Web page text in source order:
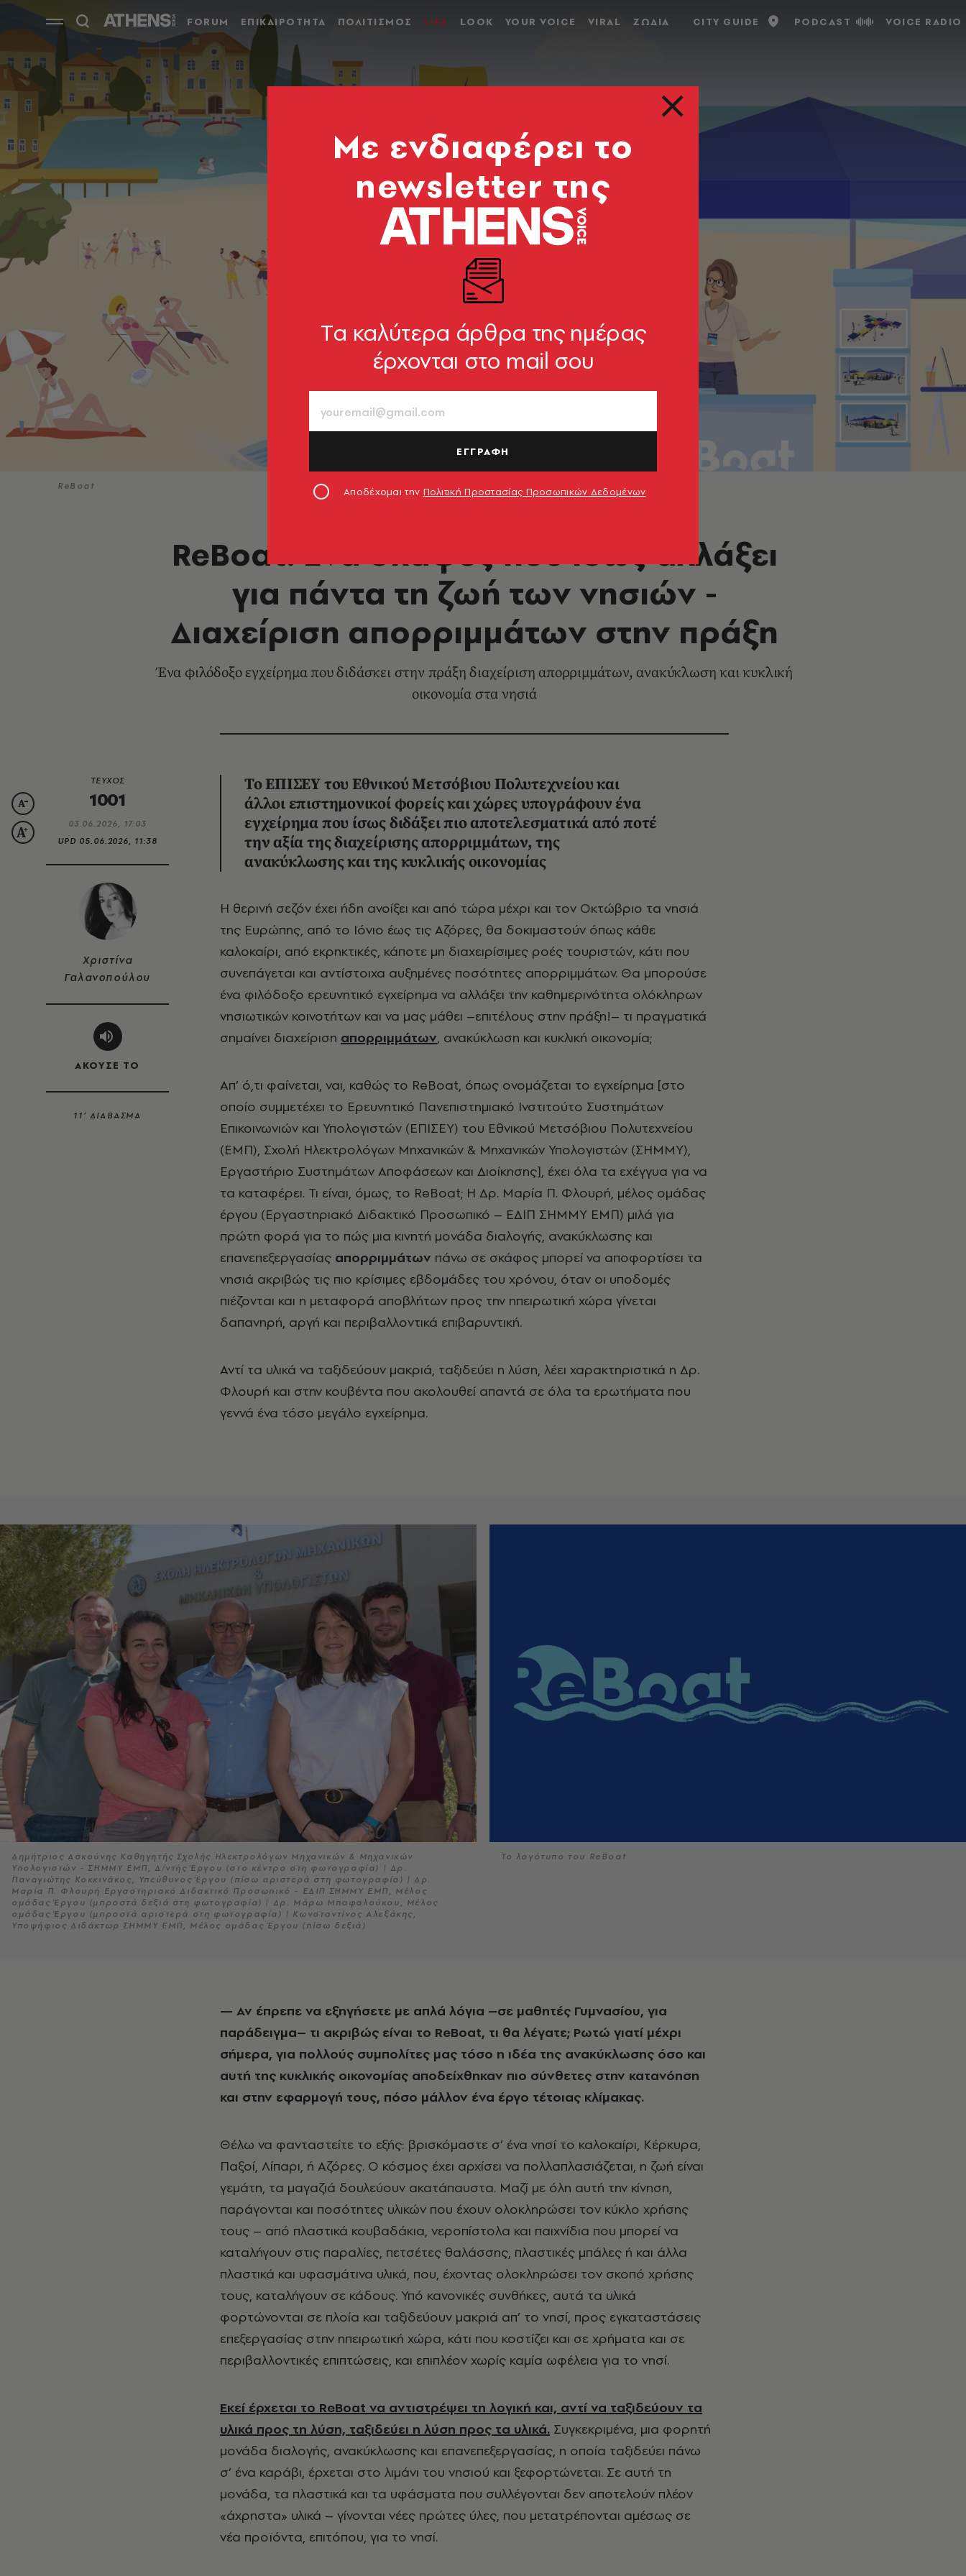
FORUM ΕΠΙΚΑΙΡΟΤΗΤΑ ΠΟΛΙΤΙΣΜΟΣ LIFE LOOK YOUR VOICE VIRAL ΖΩΔΙΑ CITY GUIDE PODCAST VOICE RADIO
ReBoat
ReBoat: Ένα σκάφος που ίσως αλλάξει
για πάντα τη ζωή των νησιών -
Διαχείριση απορριμμάτων στην πράξη
Ένα φιλόδοξο εγχείρημα που διδάσκει στην πράξη διαχείριση απορριμμάτων, ανακύκλωση και κυκλική
οικονομία στα νησιά
ΤΕΥΧΟΣ
1001
03.06.2026, 17:03
UPD 05.06.2026, 11:38
Χριστίνα
Γαλανοπούλου
ΑΚΟΥΣΕ ΤΟ
11’ ΔΙΑΒΑΣΜΑ
Το ΕΠΙΣΕΥ του Εθνικού Μετσόβιου Πολυτεχνείου και
άλλοι επιστημονικοί φορείς και χώρες υπογράφουν ένα
εγχείρημα που ίσως διδάξει πιο αποτελεσματικά από ποτέ
την αξία της διαχείρισης απορριμμάτων, της
ανακύκλωσης και της κυκλικής οικονομίας
Η θερινή σεζόν έχει ήδη ανοίξει και από τώρα μέχρι και τον Οκτώβριο τα νησιά
της Ευρώπης, από το Ιόνιο έως τις Αζόρες, θα δοκιμαστούν όπως κάθε
καλοκαίρι, από εκρηκτικές, κάποτε μη διαχειρίσιμες ροές τουριστών, κάτι που
συνεπάγεται και αντίστοιχα αυξημένες ποσότητες απορριμμάτων. Θα μπορούσε
ένα φιλόδοξο ερευνητικό εγχείρημα να αλλάξει την καθημερινότητα ολόκληρων
νησιωτικών κοινοτήτων και να μας μάθει –επιτέλους στην πράξη!– τι πραγματικά
σημαίνει διαχείριση απορριμμάτων, ανακύκλωση και κυκλική οικονομία;
Απ’ ό,τι φαίνεται, ναι, καθώς το ReBoat, όπως ονομάζεται το εγχείρημα [στο
οποίο συμμετέχει το Ερευνητικό Πανεπιστημιακό Ινστιτούτο Συστημάτων
Επικοινωνιών και Υπολογιστών (ΕΠΙΣΕΥ) του Εθνικού Μετσόβιου Πολυτεχνείου
(ΕΜΠ), Σχολή Ηλεκτρολόγων Μηχανικών & Μηχανικών Υπολογιστών (ΣΗΜΜΥ),
Εργαστήριο Συστημάτων Αποφάσεων και Διοίκησης], έχει όλα τα εχέγγυα για να
τα καταφέρει. Τι είναι, όμως, το ReBoat; Η Δρ. Μαρία Π. Φλουρή, μέλος ομάδας
έργου (Εργαστηριακό Διδακτικό Προσωπικό – ΕΔΙΠ ΣΗΜΜΥ ΕΜΠ) μιλά για
πρώτη φορά για το πώς μια κινητή μονάδα διαλογής, ανακύκλωσης και
επανεπεξεργασίας απορριμμάτων πάνω σε σκάφος μπορεί να αποφορτίσει τα
νησιά ακριβώς τις πιο κρίσιμες εβδομάδες του χρόνου, όταν οι υποδομές
πιέζονται και η μεταφορά αποβλήτων προς την ηπειρωτική χώρα γίνεται
δαπανηρή, αργή και περιβαλλοντικά επιβαρυντική.
Αντί τα υλικά να ταξιδεύουν μακριά, ταξιδεύει η λύση, λέει χαρακτηριστικά η Δρ.
Φλουρή και στην κουβέντα που ακολουθεί απαντά σε όλα τα ερωτήματα που
γεννά ένα τόσο μεγάλο εγχείρημα.
Δημήτριος Ασκούνης Καθηγητής Σχολής Ηλεκτρολόγων Μηχανικών & Μηχανικών
Υπολογιστών - ΣΗΜΜΥ ΕΜΠ, Δ/ντής Έργου (στο κέντρο στη φωτογραφία) | Δρ.
Παναγιώτης Κοκκινάκος, Υπεύθυνος Έργου (πίσω αριστερά στη φωτογραφία) | Δρ.
Μαρία Π. Φλουρή Εργαστηριακό Διδακτικό Προσωπικό - ΕΔΙΠ ΣΗΜΜΥ ΕΜΠ, Μέλος
ομάδας Έργου (μπροστά δεξιά στη φωτογραφία) | Δρ. Μάρω Μπαφαλούκου, Μέλος
ομάδας Έργου (μπροστά αριστερά στη φωτογραφία) | Κωνσταντίνος Αλεξάκης,
Υποψήφιος Διδάκτωρ ΣΗΜΜΥ ΕΜΠ, Μέλος ομάδας Έργου (πίσω δεξιά)
Το λογότυπο του ReBoat
— Αν έπρεπε να εξηγήσετε με απλά λόγια –σε μαθητές Γυμνασίου, για
παράδειγμα– τι ακριβώς είναι το ReBoat, τι θα λέγατε; Ρωτώ γιατί μέχρι
σήμερα, για πολλούς συμπολίτες μας τόσο η ιδέα της ανακύκλωσης όσο και
αυτή της κυκλικής οικονομίας αποδείχθηκαν πιο σύνθετες στην κατανόηση
και στην εφαρμογή τους, πόσο μάλλον ένα έργο τέτοιας κλίμακας.
Θέλω να φανταστείτε το εξής: βρισκόμαστε σ’ ένα νησί το καλοκαίρι, Κέρκυρα,
Παξοί, Λίπαρι, ή Αζόρες. Ο κόσμος έχει αρχίσει να πολλαπλασιάζεται, η ζωή είναι
γεμάτη, τα μαγαζιά δουλεύουν ακατάπαυστα. Μαζί με όλη αυτή την κίνηση,
παράγονται και ποσότητες υλικών που έχουν ολοκληρώσει τον κύκλο χρήσης
τους – από πλαστικά κουβαδάκια, νεροπίστολα και παιχνίδια που μπορεί να
καταλήγουν στις παραλίες, πετσέτες θαλάσσης, πλαστικές μπάλες ή και άλλα
πλαστικά και υφασμάτινα υλικά, που, έχοντας ολοκληρώσει τον σκοπό χρήσης
τους, καταλήγουν σε κάδους. Υπό κανονικές συνθήκες, αυτά τα υλικά
φορτώνονται σε πλοία και ταξιδεύουν μακριά απ’ το νησί, προς εγκαταστάσεις
επεξεργασίας στην ηπειρωτική χώρα, κάτι που κοστίζει και σε χρήματα και σε
περιβαλλοντικές επιπτώσεις, και επιπλέον χωρίς καμία ωφέλεια για το νησί.
Εκεί έρχεται το ReBoat να αντιστρέψει τη λογική και, αντί να ταξιδεύουν τα
υλικά προς τη λύση, ταξιδεύει η λύση προς τα υλικά. Συγκεκριμένα, μια φορητή
μονάδα διαλογής, ανακύκλωσης και επανεπεξεργασίας, η οποία ταξιδεύει πάνω
σ’ ένα καράβι, έρχεται στο λιμάνι του νησιού και ξεφορτώνεται. Σε αυτή τη
μονάδα, τα πλαστικά και τα υφάσματα που συλλέγονται δεν αποτελούν πλέον
«άχρηστα» υλικά – γίνονται νέες πρώτες ύλες, που μετατρέπονται αμέσως σε
νέα προϊόντα, επιτόπου, για το νησί.
Mε ενδιαφέρει το
newsletter της
Tα καλύτερα άρθρα της ημέρας
έρχονται στο mail σου
ΕΓΓΡΑΦΗ
Αποδέχομαι την Πολιτική Προστασίας Προσωπικών Δεδομένων